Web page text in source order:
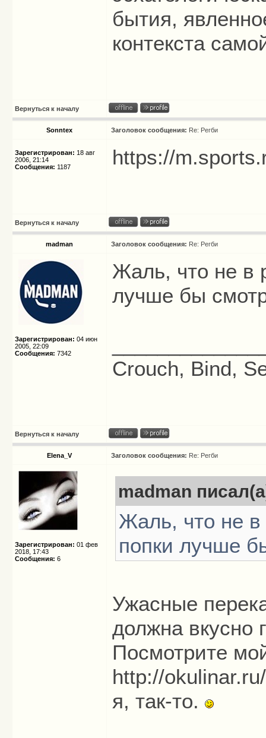
бытия,
контекста
Вернуться к началу
Sonntex Заголовок сообщения: Re: Регби
Зарегистрирован: 18 авг
2006, 21:14
Сообщения: 1187 https://
Вернуться к началу
madman Заголовок сообщения: Re: Регби
Зарегистрирован: 04 июн
2005, 22:09
Сообщения: 7342
Жаль, что не в
лучше бы
Crouch, Bind,
Вернуться к началу
Elena_V Заголовок сообщения: Re: Регби
Зарегистрирован: 01 фев
2018, 17:43
Сообщения: 6
madman
Жаль, что не в
попки лучше
Ужасные
должна вкусно
Посмотрите
http://okulinar.ru/
я, так-то.